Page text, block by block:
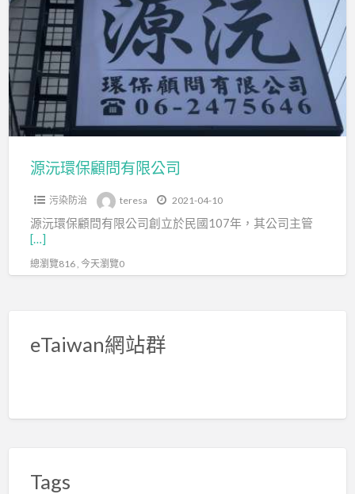
環
保
顧
問
有
限
公
源沅環保顧問有限公司
污染防治 teresa 2021-04-10
源沅環保顧問有限公司創立於民國107年，其公司主管
[…]
總瀏覽816 , 今天瀏覽0
eTaiwan網站群
Tags